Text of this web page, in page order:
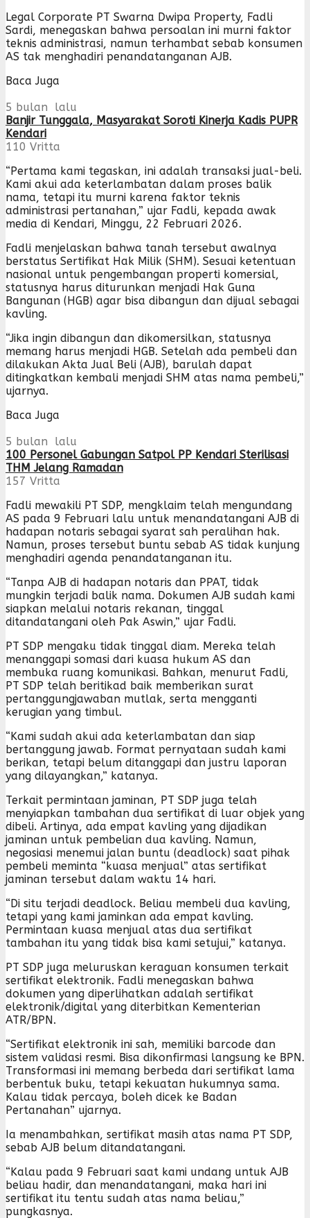
Legal Corporate PT Swarna Dwipa Property, Fadli
Sardi, menegaskan bahwa persoalan ini murni faktor
teknis administrasi, namun terhambat sebab konsumen
AS tak menghadiri penandatanganan AJB.
Baca Juga
5 bulan lalu
Banjir Tunggala, Masyarakat Soroti Kinerja Kadis PUPR
Kendari
110 Vritta
“Pertama kami tegaskan, ini adalah transaksi jual-beli.
Kami akui ada keterlambatan dalam proses balik
nama, tetapi itu murni karena faktor teknis
administrasi pertanahan,” ujar Fadli, kepada awak
media di Kendari, Minggu, 22 Februari 2026.
Fadli menjelaskan bahwa tanah tersebut awalnya
berstatus Sertifikat Hak Milik (SHM). Sesuai ketentuan
nasional untuk pengembangan properti komersial,
statusnya harus diturunkan menjadi Hak Guna
Bangunan (HGB) agar bisa dibangun dan dijual sebagai
kavling.
“Jika ingin dibangun dan dikomersilkan, statusnya
memang harus menjadi HGB. Setelah ada pembeli dan
dilakukan Akta Jual Beli (AJB), barulah dapat
ditingkatkan kembali menjadi SHM atas nama pembeli,”
ujarnya.
Baca Juga
5 bulan lalu
100 Personel Gabungan Satpol PP Kendari Sterilisasi
THM Jelang Ramadan
157 Vritta
Fadli mewakili PT SDP, mengklaim telah mengundang
AS pada 9 Februari lalu untuk menandatangani AJB di
hadapan notaris sebagai syarat sah peralihan hak.
Namun, proses tersebut buntu sebab AS tidak kunjung
menghadiri agenda penandatanganan itu.
“Tanpa AJB di hadapan notaris dan PPAT, tidak
mungkin terjadi balik nama. Dokumen AJB sudah kami
siapkan melalui notaris rekanan, tinggal
ditandatangani oleh Pak Aswin,” ujar Fadli.
PT SDP mengaku tidak tinggal diam. Mereka telah
menanggapi somasi dari kuasa hukum AS dan
membuka ruang komunikasi. Bahkan, menurut Fadli,
PT SDP telah beritikad baik memberikan surat
pertanggungjawaban mutlak, serta mengganti
kerugian yang timbul.
“Kami sudah akui ada keterlambatan dan siap
bertanggung jawab. Format pernyataan sudah kami
berikan, tetapi belum ditanggapi dan justru laporan
yang dilayangkan,” katanya.
Terkait permintaan jaminan, PT SDP juga telah
menyiapkan tambahan dua sertifikat di luar objek yang
dibeli. Artinya, ada empat kavling yang dijadikan
jaminan untuk pembelian dua kavling. Namun,
negosiasi menemui jalan buntu (deadlock) saat pihak
pembeli meminta “kuasa menjual” atas sertifikat
jaminan tersebut dalam waktu 14 hari.
“Di situ terjadi deadlock. Beliau membeli dua kavling,
tetapi yang kami jaminkan ada empat kavling.
Permintaan kuasa menjual atas dua sertifikat
tambahan itu yang tidak bisa kami setujui,” katanya.
PT SDP juga meluruskan keraguan konsumen terkait
sertifikat elektronik. Fadli menegaskan bahwa
dokumen yang diperlihatkan adalah sertifikat
elektronik/digital yang diterbitkan Kementerian
ATR/BPN.
“Sertifikat elektronik ini sah, memiliki barcode dan
sistem validasi resmi. Bisa dikonfirmasi langsung ke BPN.
Transformasi ini memang berbeda dari sertifikat lama
berbentuk buku, tetapi kekuatan hukumnya sama.
Kalau tidak percaya, boleh dicek ke Badan
Pertanahan” ujarnya.
Ia menambahkan, sertifikat masih atas nama PT SDP,
sebab AJB belum ditandatangani.
“Kalau pada 9 Februari saat kami undang untuk AJB
beliau hadir, dan menandatangani, maka hari ini
sertifikat itu tentu sudah atas nama beliau,”
pungkasnya.